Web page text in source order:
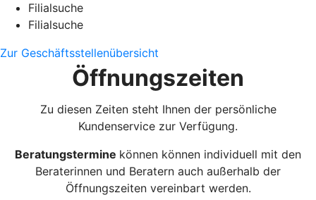
Filialsuche
Filialsuche
Zur Geschäftsstellenübersicht
Öffnungszeiten
Zu diesen Zeiten steht Ihnen der persönliche
Kundenservice zur Verfügung.
Beratungstermine können können individuell mit den
Beraterinnen und Beratern auch außerhalb der
Öffnungszeiten vereinbart werden.